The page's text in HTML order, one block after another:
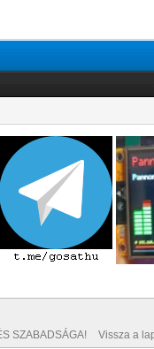
SZABADSÁGA! Vissza a